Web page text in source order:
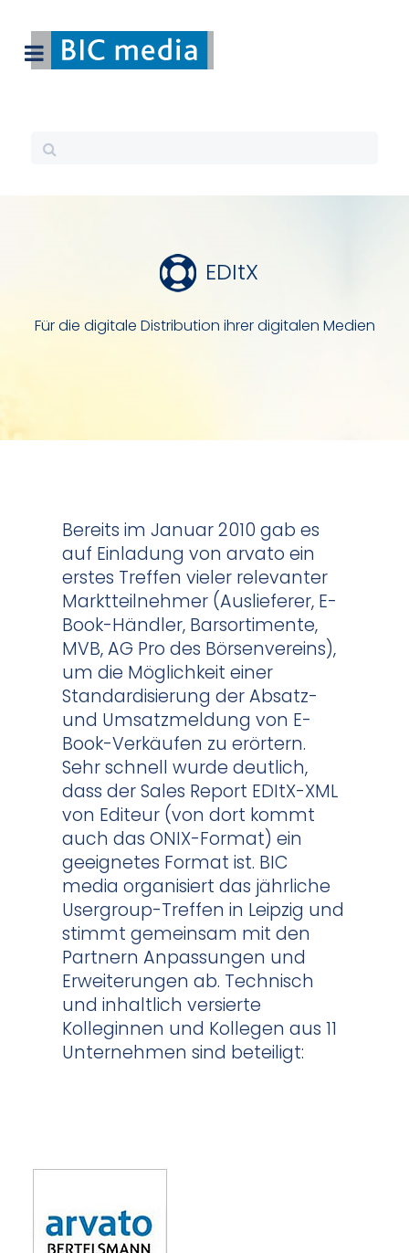
EDItX
Für die digitale Distribution ihrer digitalen Medien
Bereits im Januar 2010 gab es
auf Einladung von arvato ein
erstes Treffen vieler relevanter
Marktteilnehmer (Auslieferer, E-
Book-Händler, Barsortimente,
MVB, AG Pro des Börsenvereins),
um die Möglichkeit einer
Standardisierung der Absatz-
und Umsatzmeldung von E-
Book-Verkäufen zu erörtern.
Sehr schnell wurde deutlich,
dass der Sales Report EDItX-XML
von Editeur (von dort kommt
auch das ONIX-Format) ein
geeignetes Format ist. BIC
media organisiert das jährliche
Usergroup-Treffen in Leipzig und
stimmt gemeinsam mit den
Partnern Anpassungen und
Erweiterungen ab. Technisch
und inhaltlich versierte
Kolleginnen und Kollegen aus 11
Unternehmen sind beteiligt: